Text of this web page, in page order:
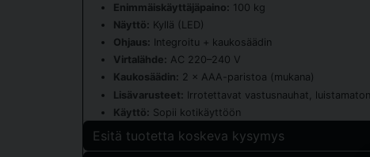
Enimmäiskäyttäjäpaino: 100 kg
Näyttö: Kyllä (LED)
Ohjaus: Integroitu + kaukosäädin
Virtalähde: AC 220–240 V
Kaukosäädin: 2 × AAA-paristoa (mukana)
Lisävarusteet: Irrotettavat vastusnauhat,
Käyttö: Sopii kotikäyttöön
Esitä tuotetta koskeva kysymys